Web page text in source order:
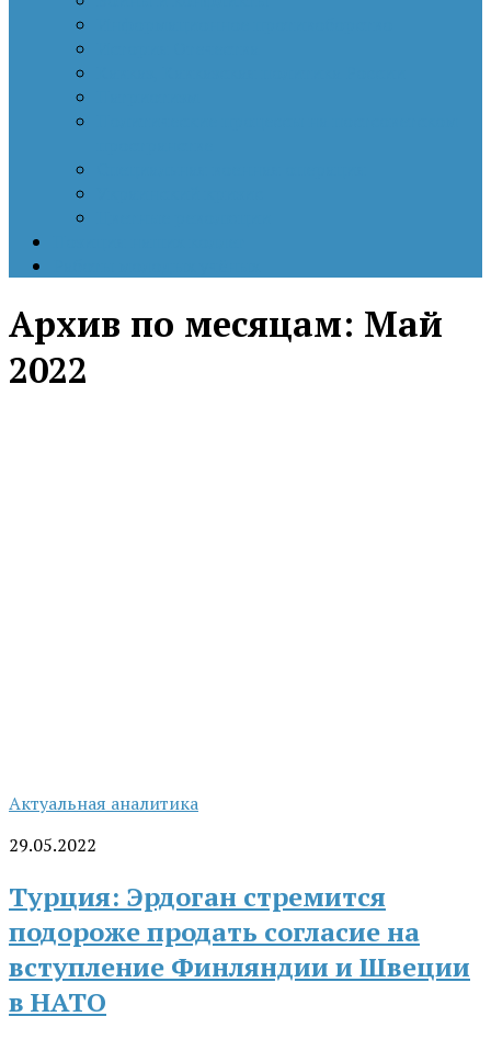
Архив по месяцам: Май
2022
Актуальная аналитика
29.05.2022
Турция: Эрдоган стремится
подороже продать согласие на
вступление Финляндии и Швеции
в НАТО